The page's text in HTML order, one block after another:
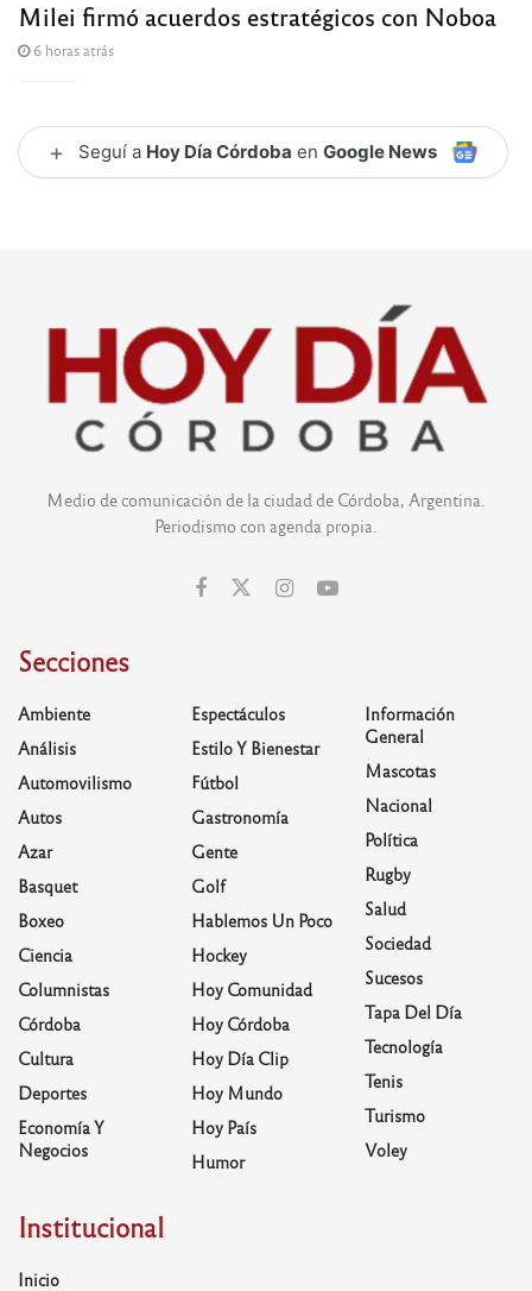
Milei firmó acuerdos estratégicos con Noboa
6 horas atrás
+ Seguí a Hoy Día Córdoba en Google News
Medio de comunicación de la ciudad de Córdoba, Argentina.
Periodismo con agenda propia.
Secciones
Ambiente
Análisis
Automovilismo
Autos
Azar
Basquet
Boxeo
Ciencia
Columnistas
Córdoba
Cultura
Deportes
Economía Y
Negocios
Espectáculos
Estilo Y Bienestar
Fútbol
Gastronomía
Gente
Golf
Hablemos Un Poco
Hockey
Hoy Comunidad
Hoy Córdoba
Hoy Día Clip
Hoy Mundo
Hoy País
Humor
Información
General
Mascotas
Nacional
Política
Rugby
Salud
Sociedad
Sucesos
Tapa Del Día
Tecnología
Tenis
Turismo
Voley
Institucional
Inicio